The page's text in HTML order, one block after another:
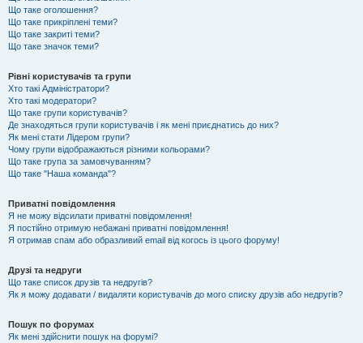
Що таке оголошення?
Що таке прикріплені теми?
Що таке закриті теми?
Що таке значок теми?
Рівні користувачів та групи
Хто такі Адміністратори?
Хто такі модератори?
Що таке групи користувачів?
Де знаходяться групи користувачів і як мені приєднатись до них?
Як мені стати Лідером групи?
Чому групи відображаються різними кольорами?
Що таке група за замовчуванням?
Що таке "Наша команда"?
Приватні повідомлення
Я не можу відсилати приватні повідомлення!
Я постійно отримую небажані приватні повідомлення!
Я отримав спам або образливий email від когось із цього форуму!
Друзі та недруги
Що таке список друзів та недругів?
Як я можу додавати / видаляти користувачів до мого списку друзів або недругів?
Пошук по форумах
Як мені здійснити пошук на форумі?